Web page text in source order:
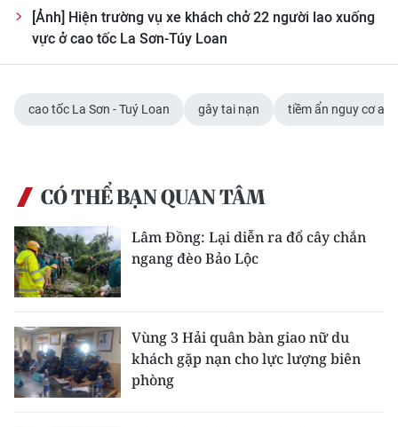
[Ảnh] Hiện trường vụ xe khách chở 22 người lao xuống
vực ở cao tốc La Sơn-Túy Loan
cao tốc La Sơn - Tuý Loan gây tai nạn tiềm ẩn nguy cơ an
CÓ THỂ BẠN QUAN TÂM
Lâm Đồng: Lại diễn ra đổ cây chắn
ngang đèo Bảo Lộc
Vùng 3 Hải quân bàn giao nữ du
khách gặp nạn cho lực lượng biên
phòng